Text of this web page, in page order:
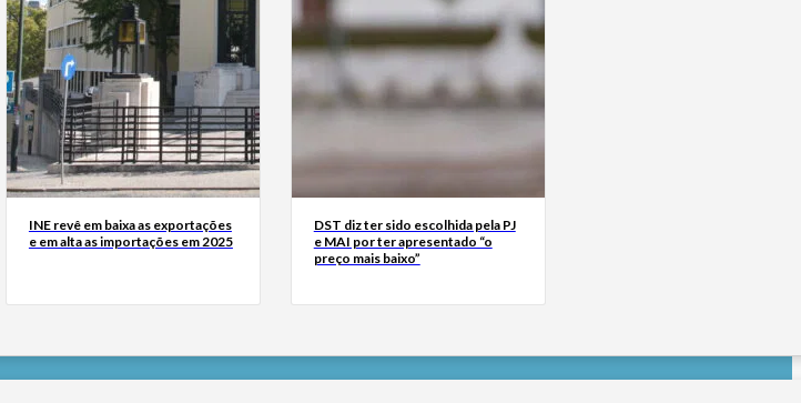
INE revê em baixa as exportações
e em alta as importações em 2025
DST diz ter sido escolhida pela PJ
e MAI por ter apresentado “o
preço mais baixo”